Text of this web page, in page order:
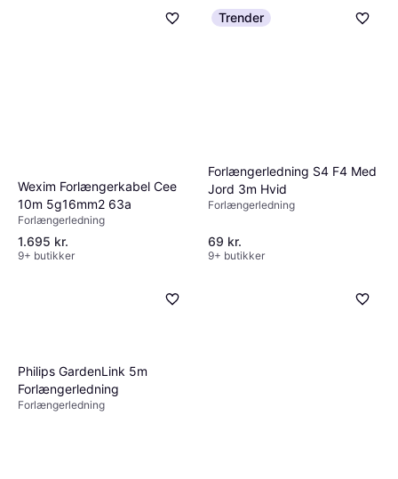
Wexim Forlængerkabel Cee
10m 5g16mm2 63a
Forlængerledning
1.695 kr.
9+ butikker
Trender
Forlængerledning S4 F4 Med
Jord 3m Hvid
Forlængerledning
69 kr.
9+ butikker
Philips GardenLink 5m
Forlængerledning
Forlængerledning